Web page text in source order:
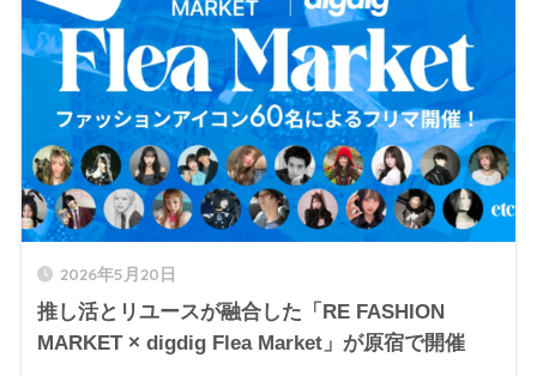
2026年5月20日
推し活とリユースが融合した「RE FASHION
MARKET × digdig Flea Market」が原宿で開催